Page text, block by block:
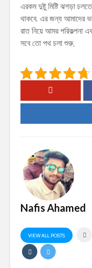
এরকম দুষ্টু মিষ্টি ঝগড়া
থাকবে. এর জন্য আমাদের
রাত নিয়ে আমর পরিকল্পনা
সবে তো পথ চলা শুরু,
Nafis Ahamed
VIEW ALL POSTS